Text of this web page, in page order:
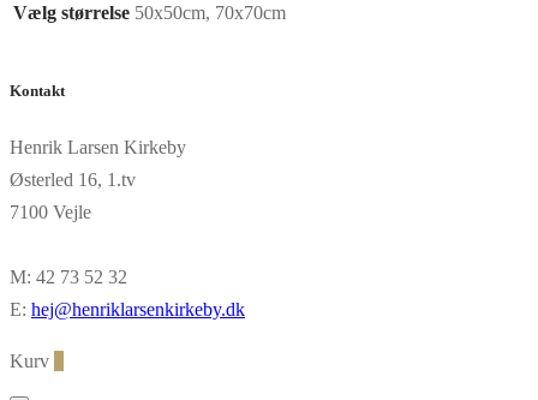
Vælg størrelse 50x50cm, 70x70cm
Kontakt
Henrik Larsen Kirkeby
Østerled 16, 1.tv
7100 Vejle
M: 42 73 52 32
E: hej@henriklarsenkirkeby.dk
Kurv